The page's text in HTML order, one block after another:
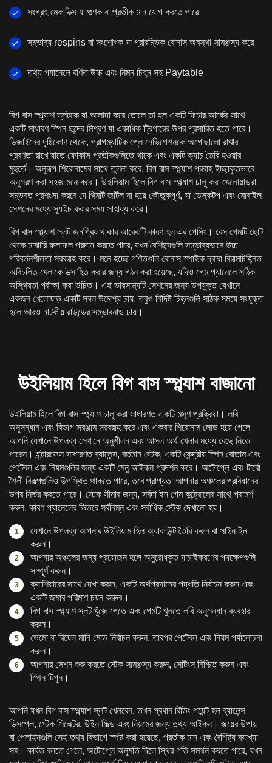
সংগ্রহ মেকানিক্স যা গুণক বা প্রতীক মান যোগ করতে পারে
সম্ভাব্য respins বা সংশোধক যা প্রারম্ভিক বোনাস অবস্থা সামঞ্জস্য করে
তথ্য প্যানেলে বর্ণিত উচ্চ এবং নিম্ন চিহ্ন সহ Paytable
বিগ বাস স্প্ল্যাশ স্লটকে যা আলাদা করে তোলে তা হল একটি ফিচার আর্কের সাথে
একটি সাধারণ স্পিন ছন্দের মিশ্রণ যা একাধিক ট্রিগারের উপর প্রসারিত হতে পারে।
ডিজাইনের দৃষ্টিকোণ থেকে, প্রাগম্যাটিক প্লে নেভিগেশনকে অগোছালো রাখার
প্রবণতা রাখে যাতে ফোকাস প্রতীকগুলিতে থাকে এবং একটি ক্যাচ তৈরি হওয়ার
মুহুর্তে। অনুরূপ শিরোনামের সাথে তুলনা করে, বিগ বাস স্প্ল্যাশ প্রবাহ ইচ্ছাকৃতভাবে
অনুসরণ করা সহজ মনে করে। উইলিয়াম হিলে বিগ বাস স্প্ল্যাশ চালু করা খেলোয়াড়রা
সম্ভবত প্রশংসা করবে যে থিমটি জটিল না হয়ে কৌতুকপূর্ণ, যা ডেস্কটপ এবং মোবাইল
সেশনের মধ্যে স্যুইচ করার সময় সাহায্য করে।
বিগ বাস স্প্ল্যাশ স্লট জনপ্রিয় থাকার আরেকটি কারণ হল এর পেসিং। বেস গেমটি ছোট
থেকে মাঝারি ফলাফল প্রদান করতে পারে, যখন বৈশিষ্ট্যগুলি সম্ভাব্যভাবে উচ্চ
পরিবর্তনশীলতা সরবরাহ করে। মনে হচ্ছে গণিতগুলি বোনাস স্পাইক দ্বারা বিরামচিহ্নিত
অবিচলিত খেলাকে উত্সাহিত করার জন্য গঠন করা হয়েছে, যদিও গেম প্যানেলে সঠিক
অস্থিরতা পরীক্ষা করা উচিত। এই ভারসাম্যটি সেশনের জন্য উপযুক্ত যেখানে
একজন খেলোয়াড় একটি সরল উদ্দেশ্য চায়, তবুও নির্দিষ্ট চিহ্নগুলি সঠিক সময়ে সংযুক্ত
হলে আরও নাটকীয় রাউন্ডের সম্ভাবনাও চায়।
উইলিয়াম হিলে বিগ বাস স্প্ল্যাশ বাজানো
উইলিয়াম হিলে বিগ বাস স্প্ল্যাশ চালু করা সাধারণত একটি মসৃণ প্রক্রিয়া। লবি
অনুসন্ধান এবং বিভাগ সরঞ্জাম সরবরাহ করে এবং একবার শিরোনাম লোড হয়ে গেলে
আপনি যেখানে উপলব্ধ সেখানে অনুশীলন এবং আসল অর্থ খেলার মধ্যে বেছে নিতে
পারেন। ইন্টারফেস সাধারণত ব্যালেন্স, বর্তমান স্টেক, একটি কেন্দ্রীয় স্পিন বোতাম এবং
পেটেবল এবং নিয়মগুলির জন্য একটি মেনু আইকন প্রদর্শন করে। অটোপ্লে এবং টার্বো
শৈলী বিকল্পগুলিও উপস্থিত থাকতে পারে, তবে প্রাপ্যতা আপনার অঞ্চলের প্রবিধানের
উপর নির্ভর করতে পারে। স্টেক সীমার জন্য, সর্বদা ইন গেম কন্ট্রোলের সাথে পরামর্শ
করুন, কারণ প্যানেলের ভিতরে সর্বনিম্ন এবং সর্বাধিক স্টেক দেখানো হয়।
যেখানে উপলব্ধ আপনার উইলিয়াম হিল অ্যাকাউন্ট তৈরি করুন বা সাইন ইন
করুন।
আপনার অঞ্চলের জন্য প্রয়োজন হলে অনুরোধকৃত যাচাইকরণের পদক্ষেপগুলি
সম্পূর্ণ করুন।
ক্যাশিয়ারের সাথে দেখা করুন, একটি অর্থপ্রদানের পদ্ধতি নির্বাচন করুন এবং
একটি জমার পরিমাণ চয়ন করুন৷।
বিগ বাস স্প্ল্যাশ স্লট খুঁজে পেতে এবং গেমটি খুলতে লবি অনুসন্ধান ব্যবহার
করুন।
ডেমো বা রিয়েল মানি মোড নির্বাচন করুন, তারপর পেটেবল এবং নিয়ম পর্যালোচনা
করুন।
আপনার সেশন শুরু করতে স্টেক সামঞ্জস্য করুন, সেটিংস নিশ্চিত করুন এবং
স্পিন টিপুন।
আপনি যখন বিগ বাস স্প্ল্যাশ স্লট খেলবেন, তখন প্রধান রিডিং পয়েন্ট হল ব্যালেন্স
ডিসপ্লে, স্টেক সিলেক্টর, উইন ফিল্ড এবং নিয়মের জন্য তথ্য আইকন। জয়ের উপায়
বা পেলাইনগুলি সেই তথ্য বিভাগে স্পষ্ট করা হয়েছে, প্রতীক মান এবং বৈশিষ্ট্য ব্যাখ্যা
সহ। কার্যত বলতে গেলে, অটোপ্লে অনুমতি দিলে স্থির গতি সমর্থন করতে পারে, যখন